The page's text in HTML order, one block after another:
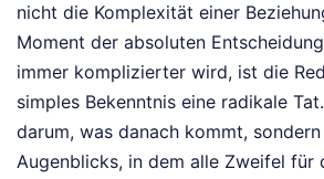
nicht die Komplexität einer
Moment der absoluten
immer komplizierter wird, ist die
simples Bekenntnis eine radikale
darum, was danach kommt,
Augenblicks, in dem alle Zweifel für